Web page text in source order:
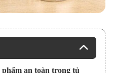
an toàn trong tủ